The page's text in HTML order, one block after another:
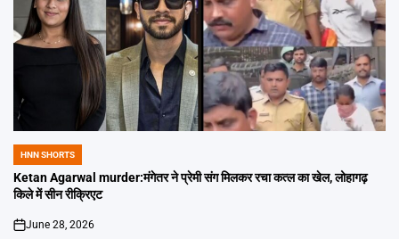
POSTED
IN
HNN SHORTS
Ketan Agarwal murder:मंगेतर ने प्रेमी संग मिलकर रचा कत्ल का खेल, लोहागढ़
किले में सीन रीक्रिएट
on
June 28, 2026